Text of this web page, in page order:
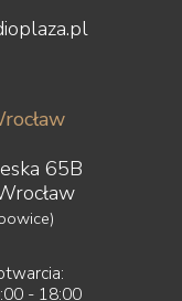
65B
- 18:00